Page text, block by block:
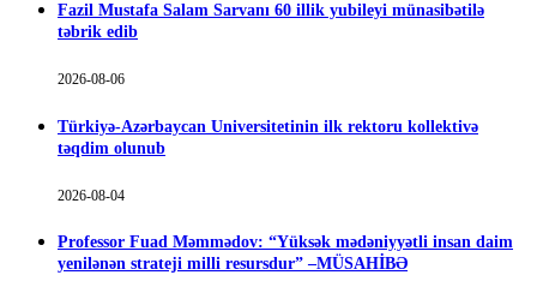
Fazil Mustafa Salam Sarvanı 60 illik yubileyi münasibətilə
təbrik edib
2026-08-06
Türkiyə-Azərbaycan Universitetinin ilk rektoru kollektivə
təqdim olunub
2026-08-04
Professor Fuad Məmmədov: “Yüksək mədəniyyətli insan daim
yenilənən strateji milli resursdur” –MÜSAHİBƏ